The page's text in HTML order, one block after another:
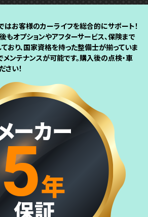
お客様のカーライフを総合的にサポート！
もオプションやアフターサービス、保険まで
おり、国家資格を持った整備士が揃っていま
メンテナンスが可能です。購入後の点検・車
さい！